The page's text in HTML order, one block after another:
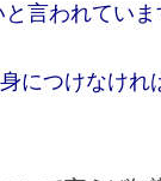
言われていま
につけなけれ